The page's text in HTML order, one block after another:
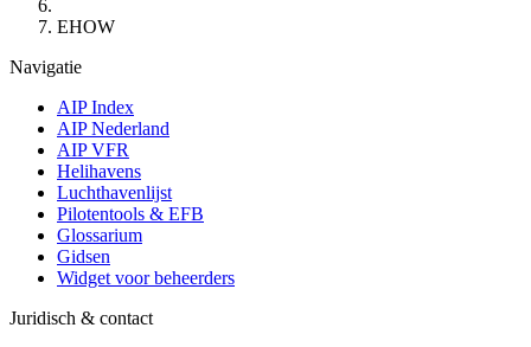
EHOW
Navigatie
AIP Index
AIP Nederland
AIP VFR
Helihavens
Luchthavenlijst
Pilotentools & EFB
Glossarium
Gidsen
Widget voor beheerders
Juridisch & contact